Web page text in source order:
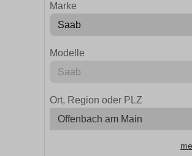
Marke
Modelle
Ort, Region oder PLZ